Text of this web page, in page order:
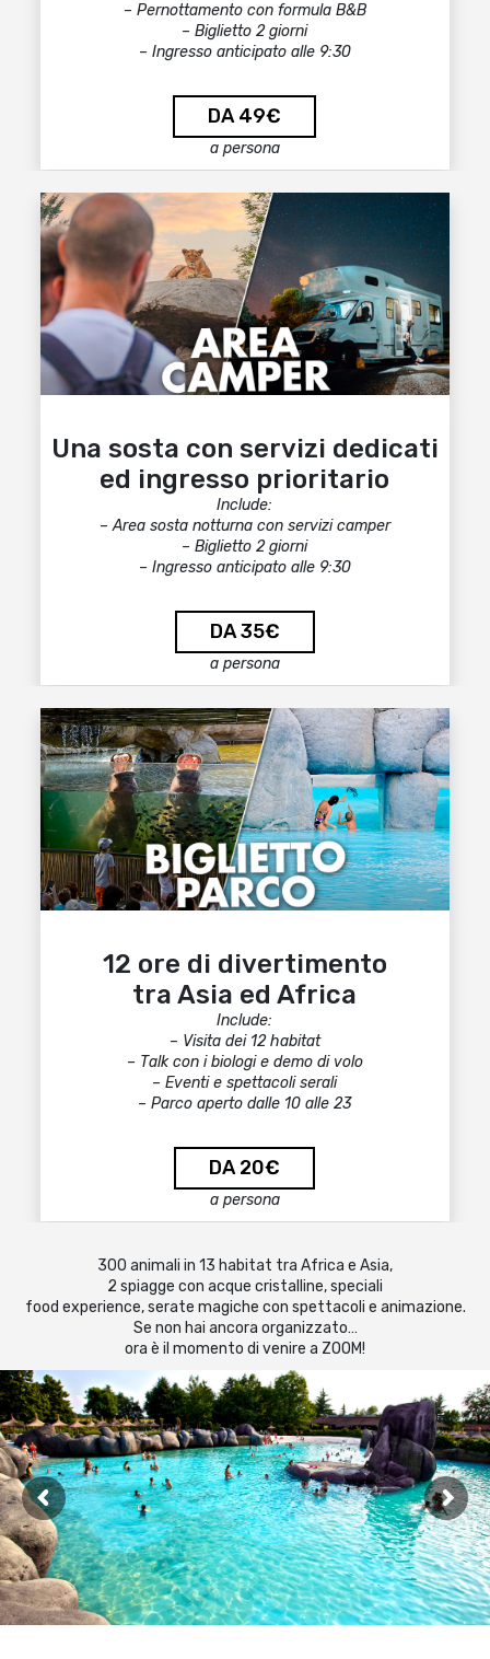
– Pernottamento con formula B&B
– Biglietto 2 giorni
– Ingresso anticipato alle 9:30
DA 49€
a persona
Una sosta con servizi dedicati
ed ingresso prioritario
Include:
– Area sosta notturna con servizi camper
– Biglietto 2 giorni
– Ingresso anticipato alle 9:30
DA 35€
a persona
12 ore di divertimento
tra Asia ed Africa
Include:
– Visita dei 12 habitat
– Talk con i biologi e demo di volo
– Eventi e spettacoli serali
– Parco aperto dalle 10 alle 23
DA 20€
a persona
300 animali in 13 habitat tra Africa e Asia,
2 spiagge con acque cristalline, speciali
food experience, serate magiche con spettacoli e animazione.
Se non hai ancora organizzato…
ora è il momento di venire a ZOOM!